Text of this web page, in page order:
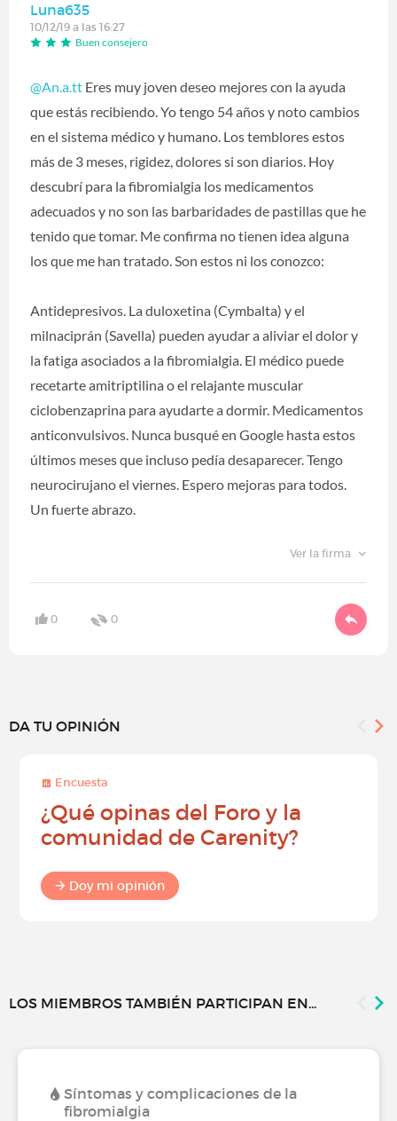
Luna635
10/12/19 a las 16:27
Buen consejero
@An.a.tt Eres muy joven deseo mejores con la ayuda
que estás recibiendo. Yo tengo 54 años y noto cambios
en el sistema médico y humano. Los temblores estos
más de 3 meses, rigidez, dolores si son diarios. Hoy
descubrí para la fibromialgia los medicamentos
adecuados y no son las barbaridades de pastillas que he
tenido que tomar. Me confirma no tienen idea alguna
los que me han tratado. Son estos ni los conozco:
Antidepresivos. La duloxetina (Cymbalta) y el
milnaciprán (Savella) pueden ayudar a aliviar el dolor y
la fatiga asociados a la fibromialgia. El médico puede
recetarte amitriptilina o el relajante muscular
ciclobenzaprina para ayudarte a dormir. Medicamentos
anticonvulsivos. Nunca busqué en Google hasta estos
últimos meses que incluso pedía desaparecer. Tengo
neurocirujano el viernes. Espero mejoras para todos.
Un fuerte abrazo.
Ver la firma
0 0
DA TU OPINIÓN
Encuesta
¿Qué opinas del Foro y la
comunidad de Carenity?
Doy mi opinión
LOS MIEMBROS TAMBIÉN PARTICIPAN EN...
Síntomas y complicaciones de la
fibromialgia